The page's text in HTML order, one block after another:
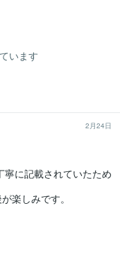
います
2月24日
に記載されていたため
楽しみです。